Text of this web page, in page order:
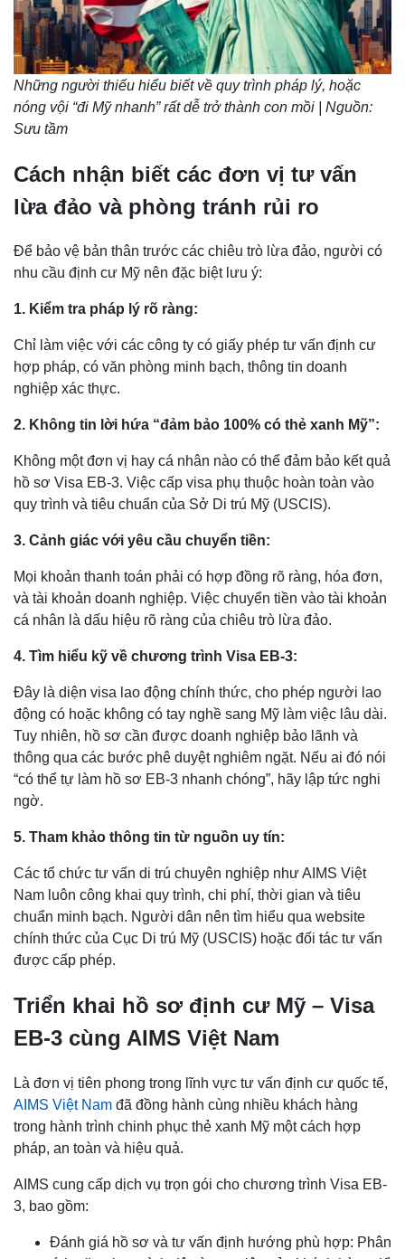
Những người thiếu hiểu biết về quy trình pháp lý, hoặc
nóng vội “đi Mỹ nhanh” rất dễ trở thành con mồi | Nguồn:
Sưu tầm
Cách nhận biết các đơn vị tư vấn
lừa đảo và phòng tránh rủi ro
Để bảo vệ bản thân trước các chiêu trò lừa đảo, người có
nhu cầu định cư Mỹ nên đặc biệt lưu ý:
1. Kiểm tra pháp lý rõ ràng:
Chỉ làm việc với các công ty có giấy phép tư vấn định cư
hợp pháp, có văn phòng minh bạch, thông tin doanh
nghiệp xác thực.
2. Không tin lời hứa “đảm bảo 100% có thẻ xanh Mỹ”:
Không một đơn vị hay cá nhân nào có thể đảm bảo kết quả
hồ sơ Visa EB-3. Việc cấp visa phụ thuộc hoàn toàn vào
quy trình và tiêu chuẩn của Sở Di trú Mỹ (USCIS).
3. Cảnh giác với yêu cầu chuyển tiền:
Mọi khoản thanh toán phải có hợp đồng rõ ràng, hóa đơn,
và tài khoản doanh nghiệp. Việc chuyển tiền vào tài khoản
cá nhân là dấu hiệu rõ ràng của chiêu trò lừa đảo.
4. Tìm hiểu kỹ về chương trình Visa EB-3:
Đây là diện visa lao động chính thức, cho phép người lao
động có hoặc không có tay nghề sang Mỹ làm việc lâu dài.
Tuy nhiên, hồ sơ cần được doanh nghiệp bảo lãnh và
thông qua các bước phê duyệt nghiêm ngặt. Nếu ai đó nói
“có thể tự làm hồ sơ EB-3 nhanh chóng”, hãy lập tức nghi
ngờ.
5. Tham khảo thông tin từ nguồn uy tín:
Các tổ chức tư vấn di trú chuyên nghiệp như AIMS Việt
Nam luôn công khai quy trình, chi phí, thời gian và tiêu
chuẩn minh bạch. Người dân nên tìm hiểu qua website
chính thức của Cục Di trú Mỹ (USCIS) hoặc đối tác tư vấn
được cấp phép.
Triển khai hồ sơ định cư Mỹ – Visa
EB-3 cùng AIMS Việt Nam
Là đơn vị tiên phong trong lĩnh vực tư vấn định cư quốc tế,
AIMS Việt Nam đã đồng hành cùng nhiều khách hàng
trong hành trình chinh phục thẻ xanh Mỹ một cách hợp
pháp, an toàn và hiệu quả.
AIMS cung cấp dịch vụ trọn gói cho chương trình Visa EB-
3, bao gồm:
Đánh giá hồ sơ và tư vấn định hướng phù hợp: Phân